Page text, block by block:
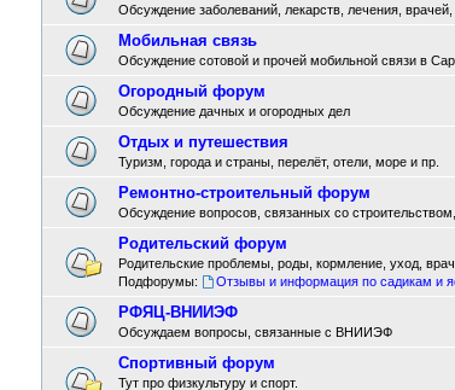
Обсуждение заболеваний, лекарств, лечения,
Мобильная связь
Обсуждение сотовой и прочей мобильной связи в
Огородный форум
Обсуждение дачных и огородных дел
Отдых и путешествия
Туризм, города и страны, перелёт, отели, море и пр.
Ремонтно-строительный форум
Обсуждение вопросов, связанных со
Родительский форум
Родительские проблемы, роды, кормление, уход,
Подфорумы:
Отзывы и информация по садикам и
РФЯЦ-ВНИИЭФ
Обсуждаем вопросы, связанные с ВНИИЭФ
Спортивный форум
Тут про физкультуру и спорт.